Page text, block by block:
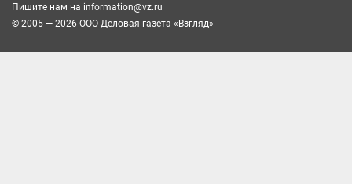
Пишите нам на information@vz.ru
© 2005 — 2026 ООО Деловая газета «Взгляд»